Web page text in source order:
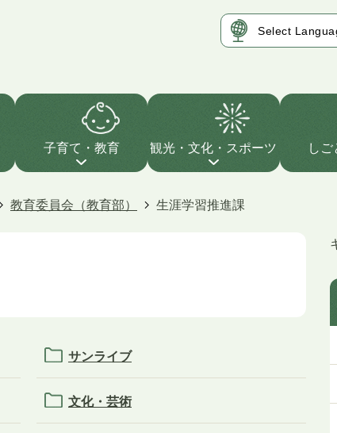
子育て・教育 観光・文化・スポーツ し
教育委員会（教育部） 生涯学習推進課
サンライブ
文化・芸術